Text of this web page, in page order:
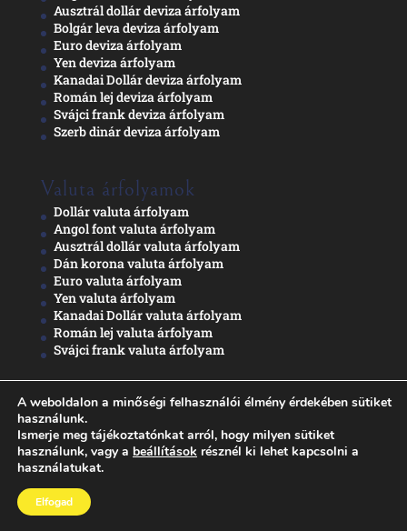
Ausztrál dollár deviza árfolyam
Bolgár leva deviza árfolyam
Euro deviza árfolyam
Yen deviza árfolyam
Kanadai Dollár deviza árfolyam
Román lej deviza árfolyam
Svájci frank deviza árfolyam
Szerb dinár deviza árfolyam
Valuta árfolyamok
Dollár valuta árfolyam
Angol font valuta árfolyam
Ausztrál dollár valuta árfolyam
Dán korona valuta árfolyam
Euro valuta árfolyam
Yen valuta árfolyam
Kanadai Dollár valuta árfolyam
Román lej valuta árfolyam
Svájci frank valuta árfolyam
Adatkezelési nyilatkozat
Napi árfolyam, Valuta árfolyam, Deviza árfolyam
A weboldalon a minőségi felhasználói élmény érdekében sütiket
használunk.
Ismerje meg tájékoztatónkat arról, hogy milyen sütiket
használunk, vagy a beállítások résznél ki lehet kapcsolni a
használatukat.
Elfogad